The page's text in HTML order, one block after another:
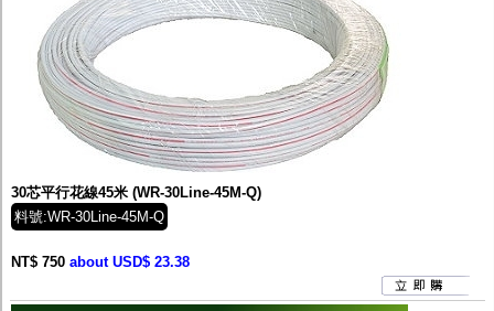
30芯平行花線45米 (WR-30Line-45M-Q)
料號:WR-30Line-45M-Q
NT$ 750 about USD$ 23.38